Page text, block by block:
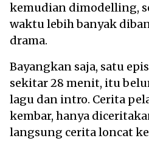
kemudian dimodelling,
waktu lebih banyak
drama.
Bayangkan saja, satu
sekitar 28 menit, itu
lagu dan intro. Cerita
kembar, hanya
langsung cerita loncat